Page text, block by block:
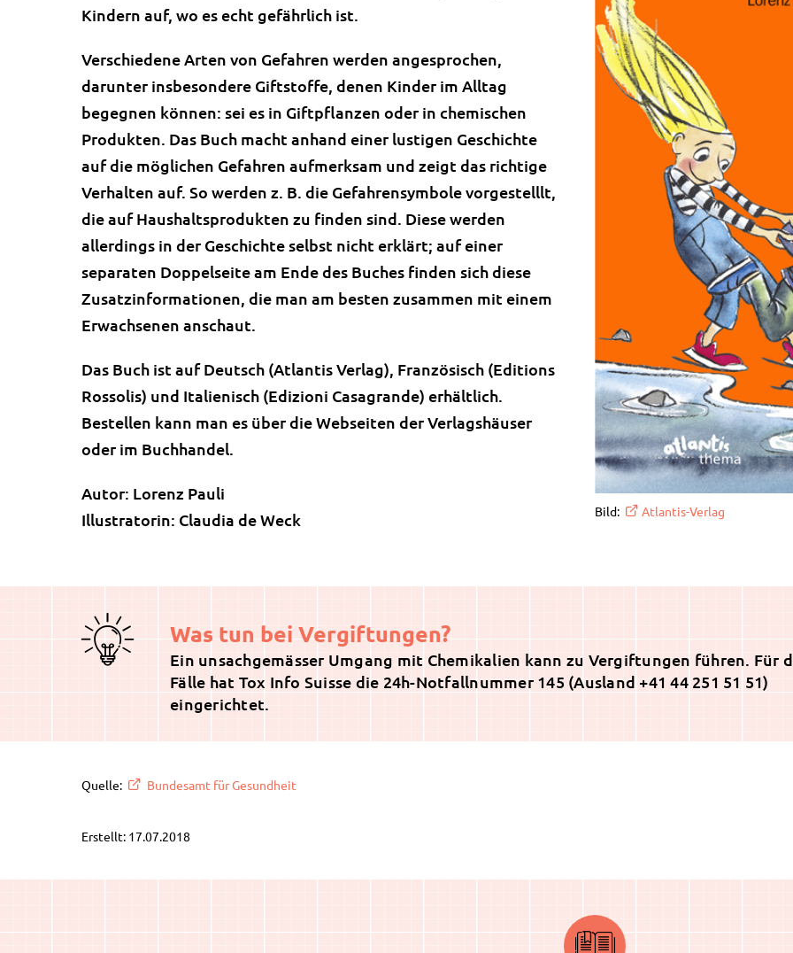
Bild: Atlantis-Verlag
Kindern auf, wo es echt gefährlich ist.
Verschiedene Arten von Gefahren werden angesprochen,
darunter insbesondere Giftstoffe, denen Kinder im Alltag
begegnen können: sei es in Giftpflanzen oder in chemischen
Produkten. Das Buch macht anhand einer lustigen Geschichte
auf die möglichen Gefahren aufmerksam und zeigt das richtige
Verhalten auf. So werden z. B. die Gefahrensymbole vorgestelllt,
die auf Haushaltsprodukten zu finden sind. Diese werden
allerdings in der Geschichte selbst nicht erklärt; auf einer
separaten Doppelseite am Ende des Buches finden sich diese
Zusatzinformationen, die man am besten zusammen mit einem
Erwachsenen anschaut.
Das Buch ist auf Deutsch (Atlantis Verlag), Französisch (Editions
Rossolis) und Italienisch (Edizioni Casagrande) erhältlich.
Bestellen kann man es über die Webseiten der Verlagshäuser
oder im Buchhandel.
Autor: Lorenz Pauli
Illustratorin: Claudia de Weck
Was tun bei Vergiftungen?
Ein unsachgemässer Umgang mit Chemikalien kann zu Vergiftungen führen. Für
Fälle hat Tox Info Suisse die 24h-Notfallnummer 145 (Ausland +41 44 251 51 51)
eingerichtet.
Quelle: Bundesamt für Gesundheit
Erstellt: 17.07.2018